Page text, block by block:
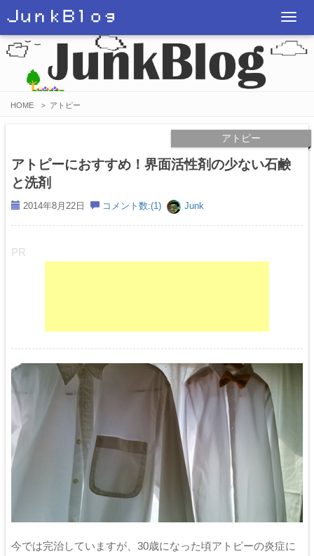
ＪｕｎｋＢｌｏｇ
T
o
g
v
a
HOME > アトピー
アトピー
アトピーにおすすめ！界面活性剤の少ない石鹸
と洗剤
2014年8月22日 コメント数:(1) Junk
PR
今では完治していますが、30歳になった頃アトピーの炎症に